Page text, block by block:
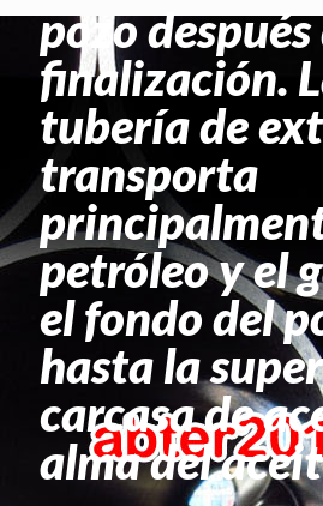
pozo
finalización.
tubería de
transporta
petróleo y el
el fondo del
hasta la
carcasa de
alma del